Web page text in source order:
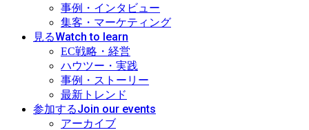
事例・インタビュー
集客・マーケティング
見るWatch to learn
EC戦略・経営
ハウツー・実践
事例・ストーリー
最新トレンド
参加するJoin our events
アーカイブ